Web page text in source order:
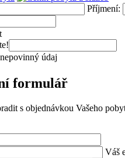
Příjmení:
údaj
formulář
s objednávkou Vašeho
Váš